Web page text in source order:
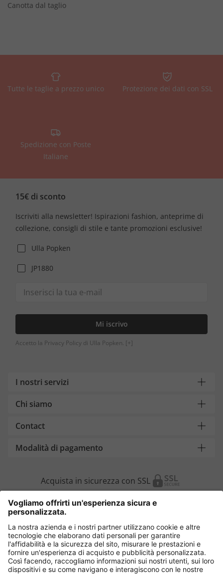
Canotta dal taglio
Tutte le taglie a prezzo unico Protezione dei dati con SSL
Spedizione con Poste
Italiane
15€ di sconto
Iscriviti alla newsletter! Ispirazioni fashion, anteprime di
collezione, consigli di stile e tante promozioni esclusive!
Ulla Popken
JP1880
Mi iscrivo
Accetto la Privacy Policy di Ulla Popken. [+]
I nostri servizi
Chi siamo
Contact
Modalità di pagamento
Acquista in sicurezza con SSL
Cambia Paese
Italia